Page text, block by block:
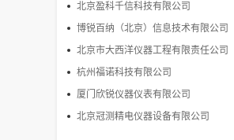
北京盈科千信科技有限公司
博锐百纳（北京）信息技术有限公司
北京市大西洋仪器工程有限责任公司
杭州福诺科技有限公司
厦门欣锐仪器仪表有限公司
北京冠测精电仪器设备有限公司